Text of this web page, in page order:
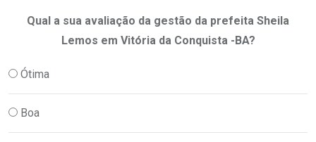
Qual a sua avaliação da gestão da prefeita Sheila
Lemos em Vitória da Conquista -BA?
Ótima
Boa